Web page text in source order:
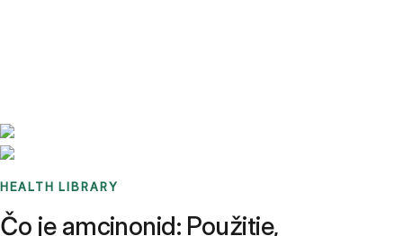
HEALTH LIBRARY
Čo je amcinonid: Použitie,